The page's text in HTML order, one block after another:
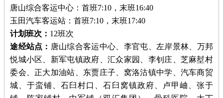
唐山综合客运中心：首班7:10，末班16:40
玉田汽车客运站：首班7:10，末班17:40
计划班次： 12班次
途经站点： 唐山综合客运中心、李官屯、左岸景林、万邦
悦城小区、新军屯镇政府、汇众家园、李钊庄、芝麻堼村
委会、正大加油站、东贾庄子、窝洛沽镇中学、汽车商贸
城、于蛮铺、石臼村口、石臼窝镇政府、卢甲岫、张于